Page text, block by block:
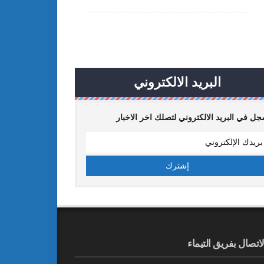
البريد الالكتروني
في البريد الالكتروني لتصلك اخر الاخبار
الاتصال بفريق التيماء